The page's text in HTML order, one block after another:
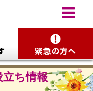
ち情報